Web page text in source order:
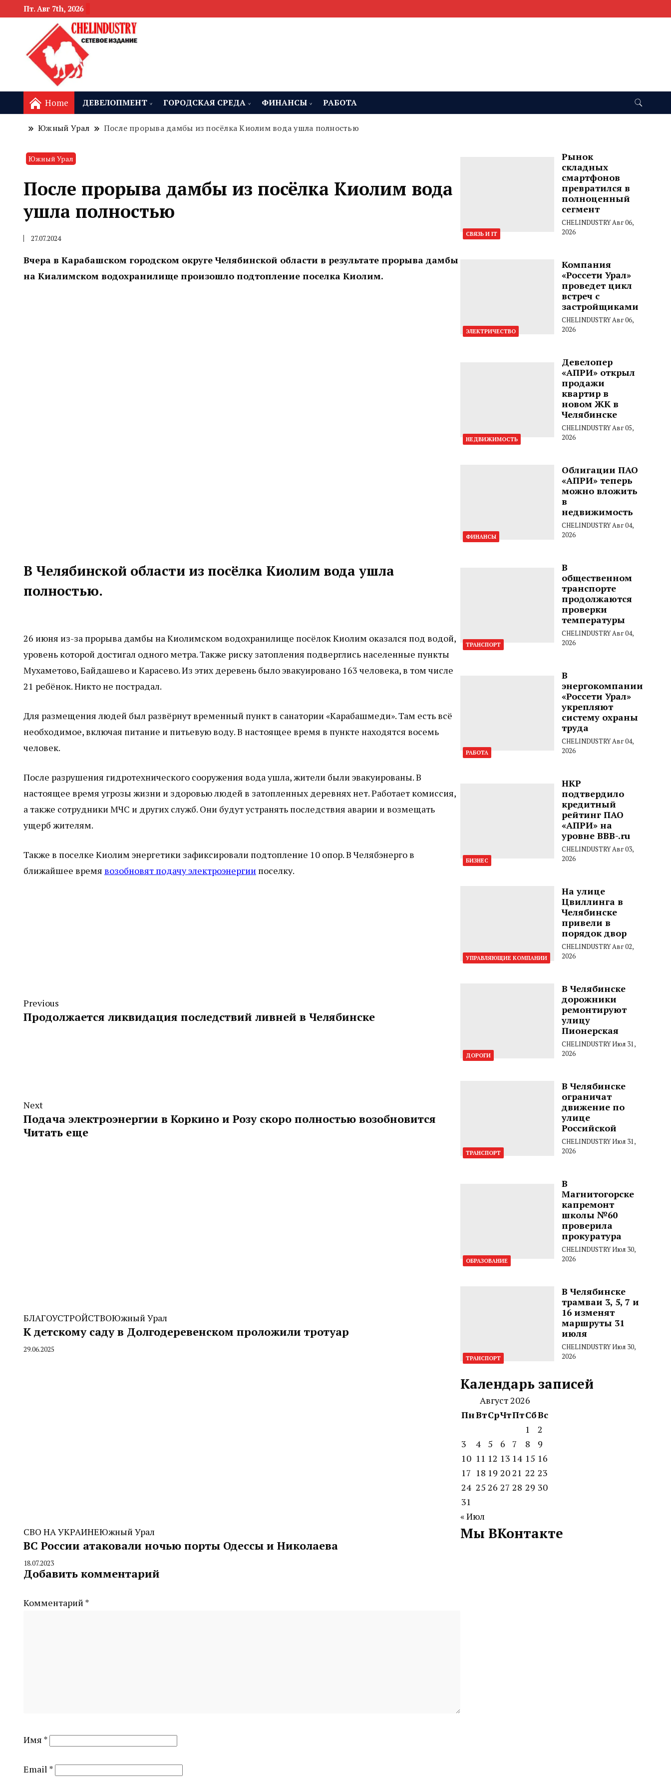
Пт. Авг 7th, 2026
Home ДЕВЕЛОПМЕНТ ГОРОДСКАЯ СРЕДА ФИНАНСЫ РАБОТА
Южный Урал После прорыва дамбы из посёлка Киолим вода ушла полностью
Южный Урал
После прорыва дамбы из посёлка Киолим вода
ушла полностью
27.07.2024
Вчера в Карабашском городском округе Челябинской области в результате прорыва дамбы
на Киалимском водохранилище произошло подтопление поселка Киолим.
В Челябинской области из посёлка Киолим вода ушла
полностью.
26 июня из-за прорыва дамбы на Киолимском водохранилище посёлок Киолим оказался под водой,
уровень которой достигал одного метра. Также риску затопления подверглись населенные пункты
Мухаметово, Байдашево и Карасево. Из этих деревень было эвакуировано 163 человека, в том числе
21 ребёнок. Никто не пострадал.
Для размещения людей был развёрнут временный пункт в санатории «Карабашмеди». Там есть всё
необходимое, включая питание и питьевую воду. В настоящее время в пункте находятся восемь
человек.
После разрушения гидротехнического сооружения вода ушла, жители были эвакуированы. В
настоящее время угрозы жизни и здоровью людей в затопленных деревнях нет. Работает комиссия,
а также сотрудники МЧС и других служб. Они будут устранять последствия аварии и возмещать
ущерб жителям.
Также в поселке Киолим энергетики зафиксировали подтопление 10 опор. В Челябэнерго в
ближайшее время возобновят подачу электроэнергии поселку.
Previous
Продолжается ликвидация последствий ливней в Челябинске
Next
Подача электроэнергии в Коркино и Розу скоро полностью возобновится
Читать еще
БЛАГОУСТРОЙСТВОЮжный Урал
К детскому саду в Долгодеревенском проложили тротуар
By
29.06.2025
СВО НА УКРАИНЕЮжный Урал
ВС России атаковали ночью порты Одессы и Николаева
By
CHELINDUSTRY
18.07.2023
Добавить комментарий
Комментарий *
Имя *
Email *
СВЯЗЬ И IT
Рынок
складных
смартфонов
превратился в
полноценный
сегмент
CHELINDUSTRYАвг 06,
2026
ЭЛЕКТРИЧЕСТВО
Компания
«Россети Урал»
проведет цикл
встреч с
застройщиками
CHELINDUSTRYАвг 06,
2026
НЕДВИЖИМОСТЬ
Девелопер
«АПРИ» открыл
продажи
квартир в
новом ЖК в
Челябинске
CHELINDUSTRYАвг 05,
2026
ФИНАНСЫ
Облигации ПАО
«АПРИ» теперь
можно вложить
в
недвижимость
CHELINDUSTRYАвг 04,
2026
ТРАНСПОРТ
В
общественном
транспорте
продолжаются
проверки
температуры
CHELINDUSTRYАвг 04,
2026
РАБОТА
В
энергокомпании
«Россети Урал»
укрепляют
систему охраны
труда
CHELINDUSTRYАвг 04,
2026
БИЗНЕС
НКР
подтвердило
кредитный
рейтинг ПАО
«АПРИ» на
уровне BBB-.ru
CHELINDUSTRYАвг 03,
2026
УПРАВЛЯЮЩИЕ КОМПАНИИ
На улице
Цвиллинга в
Челябинске
привели в
порядок двор
CHELINDUSTRYАвг 02,
2026
ДОРОГИ
В Челябинске
дорожники
ремонтируют
улицу
Пионерская
CHELINDUSTRYИюл 31,
2026
ТРАНСПОРТ
В Челябинске
ограничат
движение по
улице
Российской
CHELINDUSTRYИюл 31,
2026
ОБРАЗОВАНИЕ
В
Магнитогорске
капремонт
школы №60
проверила
прокуратура
CHELINDUSTRYИюл 30,
2026
ТРАНСПОРТ
В Челябинске
трамваи 3, 5, 7 и
16 изменят
маршруты 31
июля
CHELINDUSTRYИюл 30,
2026
Календарь записей
Август 2026
ПнВтСрЧтПтСбВс
1
2
3
4 5 6 7 8
9
10 11 12 13 14 15 16
17 18 19 2021 22 23
24 25 26 27 28 29 30
31
« Июл
Мы ВКонтакте